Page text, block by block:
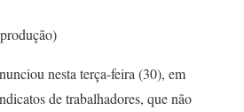
nesta terça-feira (30), em
de trabalhadores, que não